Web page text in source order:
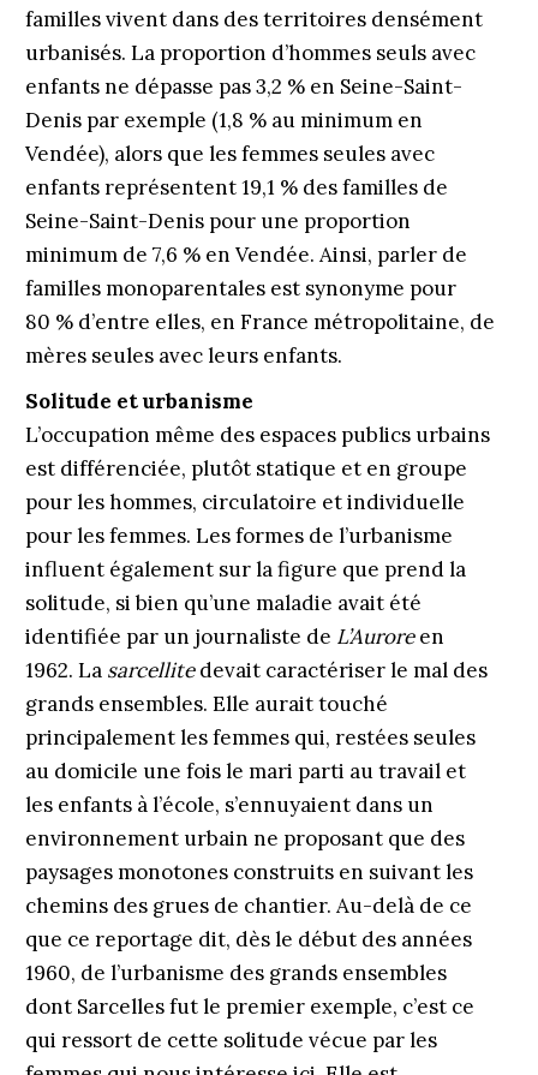
familles vivent dans des territoires densément
urbanisés. La proportion d’hommes seuls avec
enfants ne dépasse pas 3,2 % en Seine-Saint-
Denis par exemple (1,8 % au minimum en
Vendée), alors que les femmes seules avec
enfants représentent 19,1 % des familles de
Seine-Saint-Denis pour une proportion
minimum de 7,6 % en Vendée. Ainsi, parler de
familles monoparentales est synonyme pour
80 % d’entre elles, en France métropolitaine, de
mères seules avec leurs enfants.
Solitude et urbanisme
L’occupation même des espaces publics urbains
est différenciée, plutôt statique et en groupe
pour les hommes, circulatoire et individuelle
pour les femmes. Les formes de l’urbanisme
influent également sur la figure que prend la
solitude, si bien qu’une maladie avait été
identifiée par un journaliste de L’Auroreen
1962. La sarcellitedevait caractériser le mal des
grands ensembles. Elle aurait touché
principalement les femmes qui, restées seules
au domicile une fois le mari parti au travail et
les enfants à l’école, s’ennuyaient dans un
environnement urbain ne proposant que des
paysages monotones construits en suivant les
chemins des grues de chantier. Au-delà de ce
que ce reportage dit, dès le début des années
1960, de l’urbanisme des grands ensembles
dont Sarcelles fut le premier exemple, c’est ce
qui ressort de cette solitude vécue par les